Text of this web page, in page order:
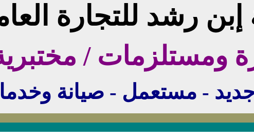
رشد للتجارة
ومستلزمات /
- مستعمل - صيانة